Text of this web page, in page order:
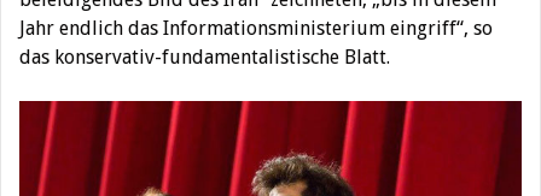
Jahr endlich das Informationsministerium eingriff“, so
das konservativ-fundamentalistische Blatt.